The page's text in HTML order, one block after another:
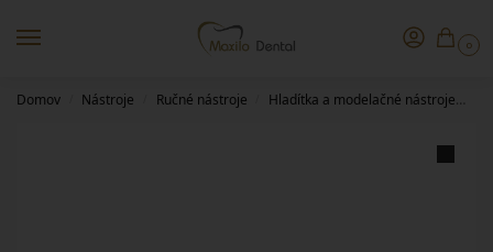
0
Domov Nástroje Ručné nástroje Hladítka a modelačné nástroje